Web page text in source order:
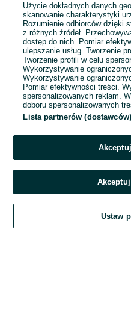
E-mail
Hasło
Kontynuując za pośrednictwem
Użycie dokładnych danych
skanowanie charakterystyki
Rozumienie odbiorców dzięki
z różnych źródeł.
dostęp do nich. Pomiar
ulepszanie usług. Tworzenie
Tworzenie profili w celu
Wykorzystywanie
Wykorzystywanie
Pomiar efektywności treści.
spersonalizowanych reklam.
doboru spersonalizowanych
Lista partnerów (dostawców)
Ustaw